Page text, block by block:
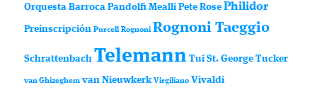
Orquesta Barroca Pandolfi Mealli Pete Rose Philidor
Preinscripción Purcell Rognoni Rognoni Taeggio
Schrattenbach Telemann Tui St. George Tucker
van Ghizeghem van Nieuwkerk Virgiliano Vivaldi